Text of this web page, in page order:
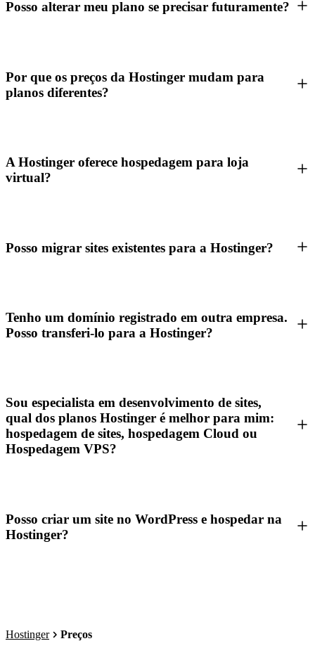
Posso alterar meu plano se precisar futuramente?
Por que os preços da Hostinger mudam para
planos diferentes?
A Hostinger oferece hospedagem para loja
virtual?
Posso migrar sites existentes para a Hostinger?
Tenho um domínio registrado em outra empresa.
Posso transferi-lo para a Hostinger?
Sou especialista em desenvolvimento de sites,
qual dos planos Hostinger é melhor para mim:
hospedagem de sites, hospedagem Cloud ou
Hospedagem VPS?
Posso criar um site no WordPress e hospedar na
Hostinger?
Hostinger Preços